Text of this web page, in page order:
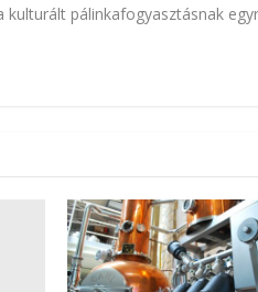
kulturált pálinkafogyasztásnak